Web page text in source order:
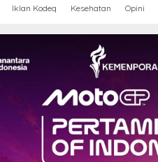
Iklan Kodeq Kesehatan Opini